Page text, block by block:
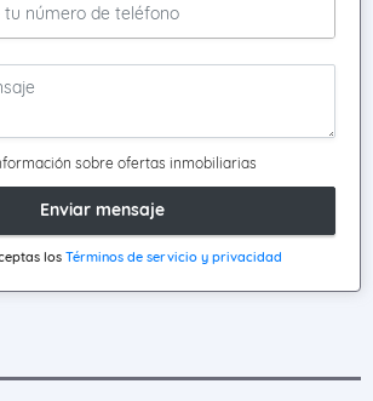
sobre ofertas inmobiliarias
Enviar mensaje
los Términos de servicio y privacidad